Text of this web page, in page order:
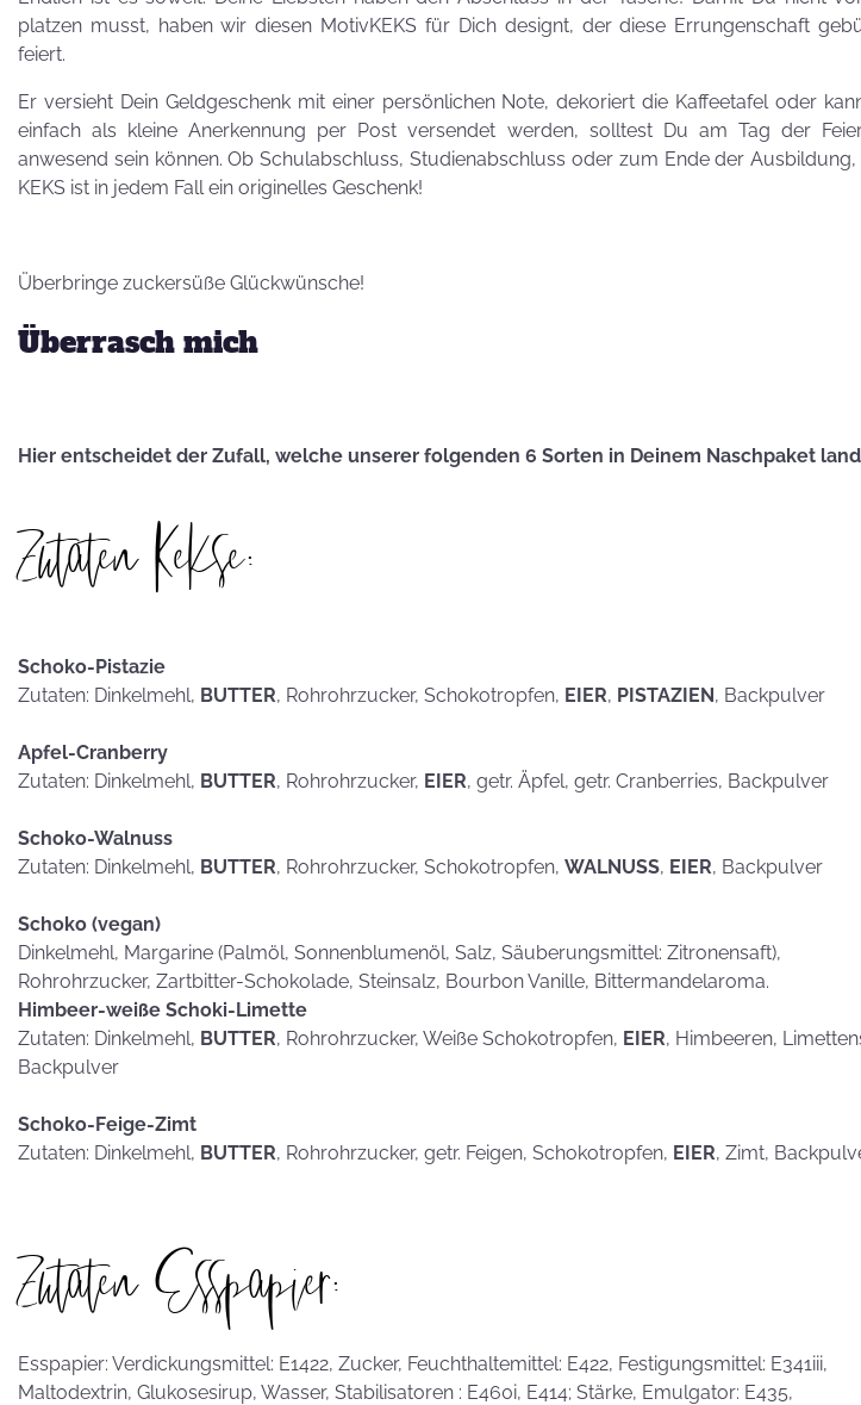
Besuch von
Petra Homeier
Zauberhafte
LogoKEKSE für
Unternehmen
Vatertag,
Manchmal
KEKSE als
platzen musst, haben wir diesen MotivKEKS für Dich designt, der diese Errungenschaft
feiert.
Er versieht Dein Geldgeschenk mit einer persönlichen Note, dekoriert die Kaffeetafel oder
einfach als kleine Anerkennung per Post versendet werden, solltest Du am Tag der
anwesend sein können. Ob Schulabschluss, Studienabschluss oder zum Ende der Ausbildung,
KEKS ist in jedem Fall ein originelles Geschenk!
Überbringe zuckersüße Glückwünsche!
Überrasch mich
Hier entscheidet der Zufall, welche unserer folgenden 6 Sorten in Deinem Naschpaket
Zutaten Kekse:
Schoko-Pistazie
Zutaten: Dinkelmehl, BUTTER, Rohrohrzucker, Schokotropfen, EIER, PISTAZIEN, Backpulver
Apfel-Cranberry
Zutaten: Dinkelmehl, BUTTER, Rohrohrzucker, EIER, getr. Äpfel, getr. Cranberries, Backpulver
Schoko-Walnuss
Zutaten: Dinkelmehl, BUTTER, Rohrohrzucker, Schokotropfen, WALNUSS, EIER, Backpulver
Schoko (vegan)
Dinkelmehl, Margarine (Palmöl, Sonnenblumenöl, Salz, Säuberungsmittel: Zitronensaft),
Rohrohrzucker, Zartbitter-Schokolade, Steinsalz, Bourbon Vanille, Bittermandelaroma.
Himbeer-weiße Schoki-Limette
Zutaten: Dinkelmehl, BUTTER, Rohrohrzucker, Weiße Schokotropfen, EIER, Himbeeren,
Backpulver
Schoko-Feige-Zimt
Zutaten: Dinkelmehl, BUTTER, Rohrohrzucker, getr. Feigen, Schokotropfen, EIER, Zimt,
Zutaten Esspapier:
Esspapier: Verdickungsmittel: E1422, Zucker, Feuchthaltemittel: E422, Festigungsmittel: E341iii,
Maltodextrin, Glukosesirup, Wasser, Stabilisatoren : E460i, E414; Stärke, Emulgator: E435,